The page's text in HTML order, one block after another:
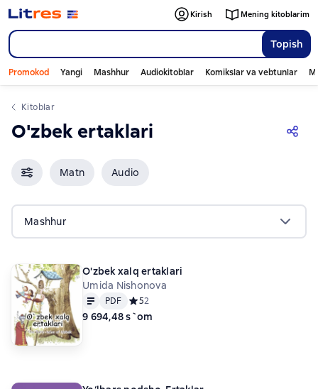
Topish
Kirish Mening kitoblarim
Promokod Yangi Mashhur Audiokitoblar Komikslar va vebtunlar
Kitoblar
O'zbek ertaklari
Matn Audio
Mashhur
O'zbek xalq ertaklari
Umida Nishonova
Matn PDF
PDF Средний рейтинг 5 на основе 2 оценок
52
9 694,48 s`om